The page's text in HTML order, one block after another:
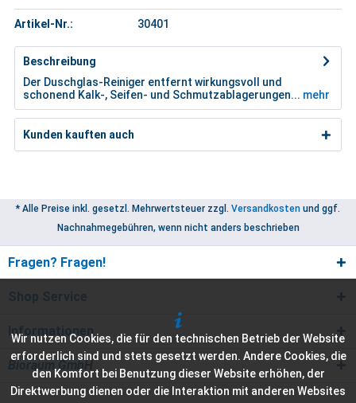
Artikel-Nr.: 30401
Beschreibung
Der Duschglas-Reiniger entfernt wirkungsvoll und
schonend Kalk-, Seifen- und Schmutzablagerungen... mehr
Kunden kauften auch
* Alle Preise inkl. gesetzl. Mehrwertsteuer zzgl. Versandkosten und ggf.
Nachnahmegebühren, wenn nicht anders beschrieben
Fragen? Fragen!
Shop Service
Informationen
Bioraum GmbH
Wir nutzen Cookies, die für den technischen Betrieb der Website
erforderlich sind und stets gesetzt werden. Andere Cookies, die
den Komfort bei Benutzung dieser Website erhöhen, der
Direktwerbung dienen oder die Interaktion mit anderen Websites